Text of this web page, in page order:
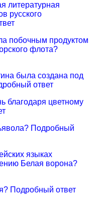
литературная
русского
побочным продуктом
флота?
была создана под
ответ
благодаря цветному
Подробный
языках
Белая ворона?
Подробный ответ